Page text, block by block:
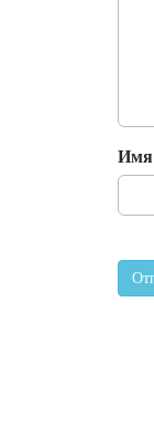
Имя